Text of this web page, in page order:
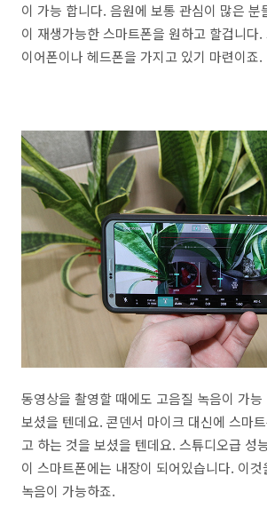
이 가능 합니다. 음원에 보통 관심이 많은
이 재생가능한 스마트폰을 원하고 할겁니다
이어폰이나 헤드폰을 가지고 있기 마련이죠.
동영상을 촬영할 때에도 고음질 녹음이 가능
보셨을 텐데요. 콘덴서 마이크 대신에 스마
고 하는 것을 보셨을 텐데요. 스튜디오급 성
이 스마트폰에는 내장이 되어있습니다. 이
녹음이 가능하죠.